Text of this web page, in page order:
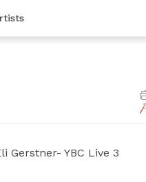
Gerstner- YBC Live 3